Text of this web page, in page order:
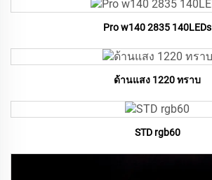
Pro w140 2835 140LEDs
ด้านแสง 1220 ทราบ
STD rgb60